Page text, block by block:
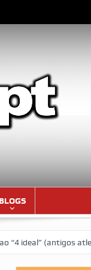
BLOGS
(antigos atletas